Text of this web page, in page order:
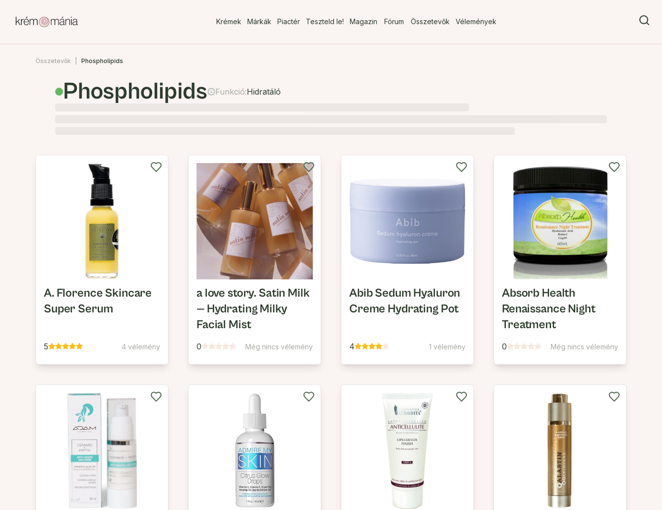
Krémek Márkák Piactér Teszteld le! Magazin Fórum Összetevők Vélemények
Összetevők Phospholipids
Phospholipids Funkció:Hidratáló
A. Florence Skincare
Super Serum
5 4 vélemény
a love story. Satin Milk
— Hydrating Milky
Facial Mist
0 Még nincs vélemény
Abib Sedum Hyaluron
Creme Hydrating Pot
4 1 vélemény
Absorb Health
Renaissance Night
Treatment
0 Még nincs vélemény